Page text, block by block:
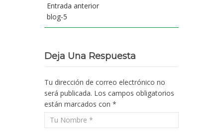
Entrada anterior
blog-5
Deja Una Respuesta
Tu dirección de correo electrónico no
será publicada. Los campos obligatorios
están marcados con *